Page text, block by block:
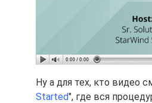
Ну а для тех, кто видео
Started", где вся